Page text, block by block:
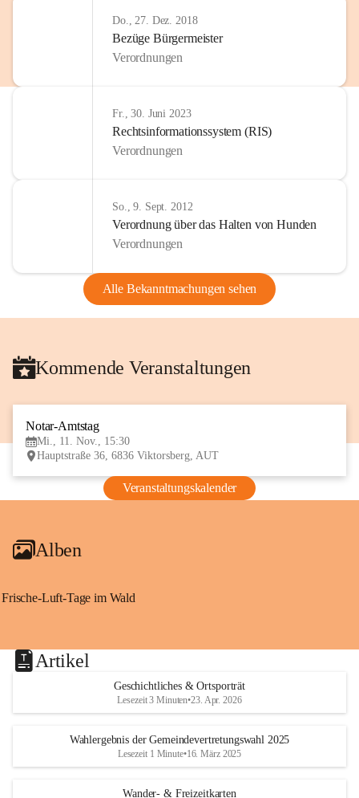
Do., 27. Dez. 2018
Bezüge Bürgermeister
Verordnungen
Fr., 30. Juni 2023
Rechtsinformationssystem (RIS)
Verordnungen
So., 9. Sept. 2012
Verordnung über das Halten von Hunden
Verordnungen
Alle Bekanntmachungen sehen
Kommende Veranstaltungen
Notar-Amtstag
Mi., 11. Nov., 15:30
Hauptstraße 36, 6836 Viktorsberg, AUT
Veranstaltungskalender
Alben
Frische-Luft-Tage im Wald
Artikel
Geschichtliches & Ortsporträt
Lesezeit 3 Minuten•23. Apr. 2026
Wahlergebnis der Gemeindevertretungswahl 2025
Lesezeit 1 Minute•16. März 2025
Wander- & Freizeitkarten